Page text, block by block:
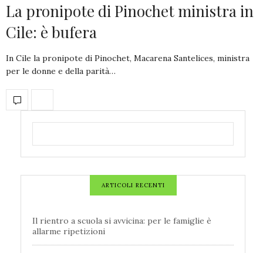
La pronipote di Pinochet ministra in
Cile: è bufera
In Cile la pronipote di Pinochet, Macarena Santelices, ministra
per le donne e della parità…
ARTICOLI RECENTI
Il rientro a scuola si avvicina: per le famiglie è
allarme ripetizioni